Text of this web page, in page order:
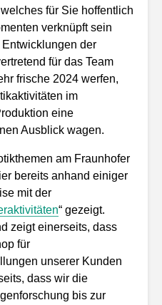
für Sie hoffentlich
verknüpft sein
der
für das Team
frische 2024 werfen,
im
eine
Ausblick wagen.
am Fraunhofer
bereits anhand einiger
mit der
“ gezeigt.
zeigt einerseits, dass
für
unserer Kunden
dass wir die
bis zur